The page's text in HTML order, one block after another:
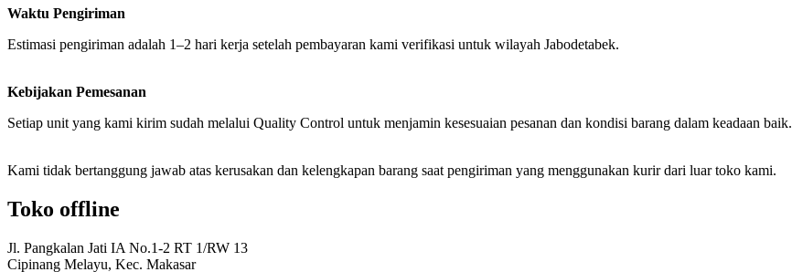
Waktu Pengiriman
Estimasi pengiriman adalah 1–2 hari kerja setelah pembayaran kami verifikasi untuk wilayah Jabodetabek.
Kebijakan Pemesanan
Setiap unit yang kami kirim sudah melalui Quality Control untuk menjamin kesesuaian pesanan dan kondisi barang dalam keadaan baik.
Kami tidak bertanggung jawab atas kerusakan dan kelengkapan barang saat pengiriman yang menggunakan kurir dari luar toko kami.
Toko offline
Jl. Pangkalan Jati IA No.1-2 RT 1/RW 13
Cipinang Melayu, Kec. Makasar